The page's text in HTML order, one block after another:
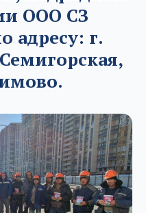
ООО СЗ
адресу: г.